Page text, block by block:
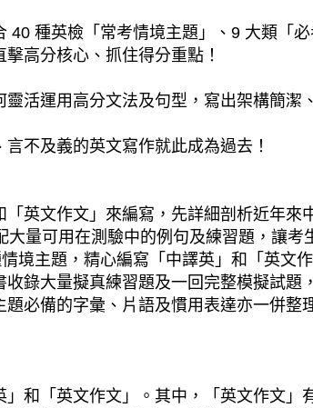
種英檢「常考情境主題」、9 大類「
高分核心、抓住得分重點！
活運用高分文法及句型，寫出架構簡潔
不及義的英文寫作就此成為過去！
英文作文」來編寫，先詳細剖析近年
量可用在測驗中的例句及練習題，讓
境主題，精心編寫「中譯英」和「英文
錄大量擬真練習題及一回完整模擬試題
必備的字彙、片語及慣用表達亦一併
和「英文作文」。其中，「英文作文」